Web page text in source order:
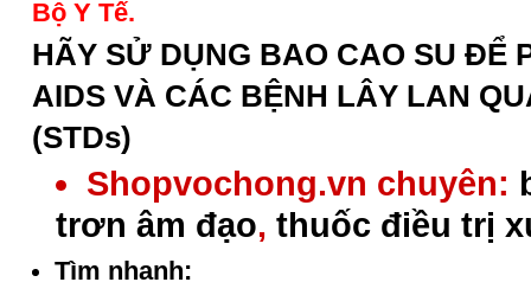
Bộ Y Tế.
HÃY SỬ DỤNG BAO CAO SU ĐỂ
AIDS VÀ CÁC BỆNH LÂY LAN
(STDs)
Shopvochong.vn chuyên:
trơn âm đạo, thuốc điều trị
Tìm nhanh: